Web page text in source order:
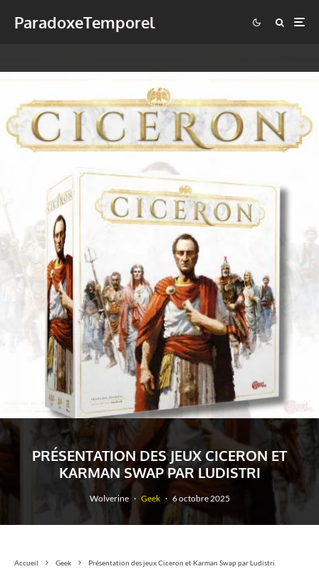
ParadoxeTemporel
PRÉSENTATION DES JEUX CICERON ET
KARMAN SWAP PAR LUDISTRI
Wolverine · Geek · 6 octobre 2025
Accueil Geek Présentation des jeux Ciceron et Karman Swap par Ludistri